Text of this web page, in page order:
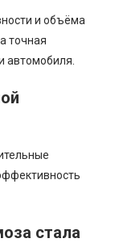
и объёма
точная
автомобиля.
стала